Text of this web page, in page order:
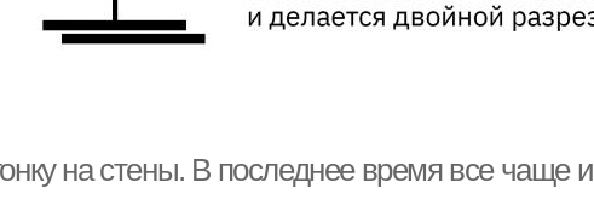
на стены. В последнее время все чаще